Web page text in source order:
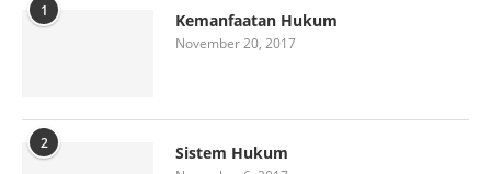
1 Kemanfaatan Hukum
November 20, 2017
2 Sistem Hukum